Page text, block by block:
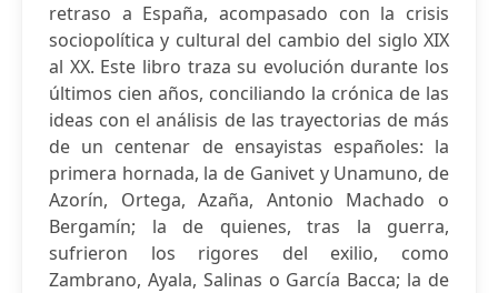
retraso a España, acompasado con la crisis
sociopolítica y cultural del cambio del siglo XIX
al XX. Este libro traza su evolución durante los
últimos cien años, conciliando la crónica de las
ideas con el análisis de las trayectorias de más
de un centenar de ensayistas españoles: la
primera hornada, la de Ganivet y Unamuno, de
Azorín, Ortega, Azaña, Antonio Machado o
Bergamín; la de quienes, tras la guerra,
sufrieron los rigores del exilio, como
Zambrano, Ayala, Salinas o García Bacca; la de